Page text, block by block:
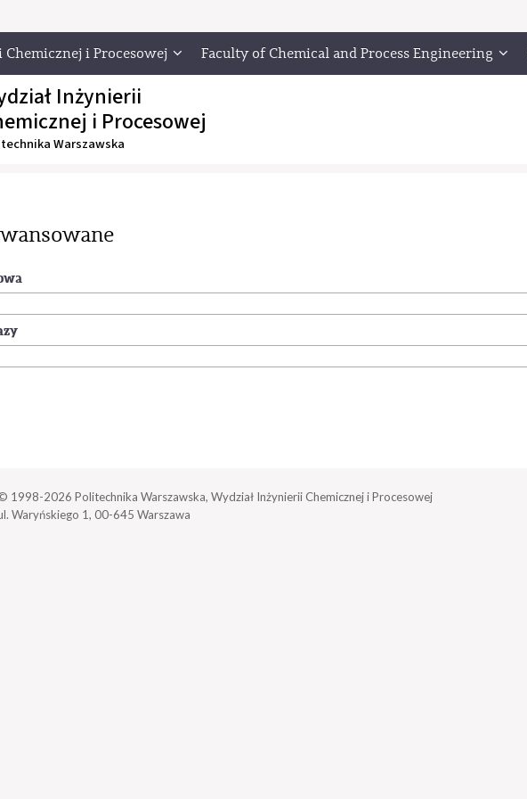
i Procesowej Faculty of Chemical and Process Engineering
Inżynierii
i Procesowej
Warszawska
1998-2026 Politechnika Warszawska, Wydział Inżynierii Chemicznej i Procesowej
Waryńskiego 1, 00-645 Warszawa